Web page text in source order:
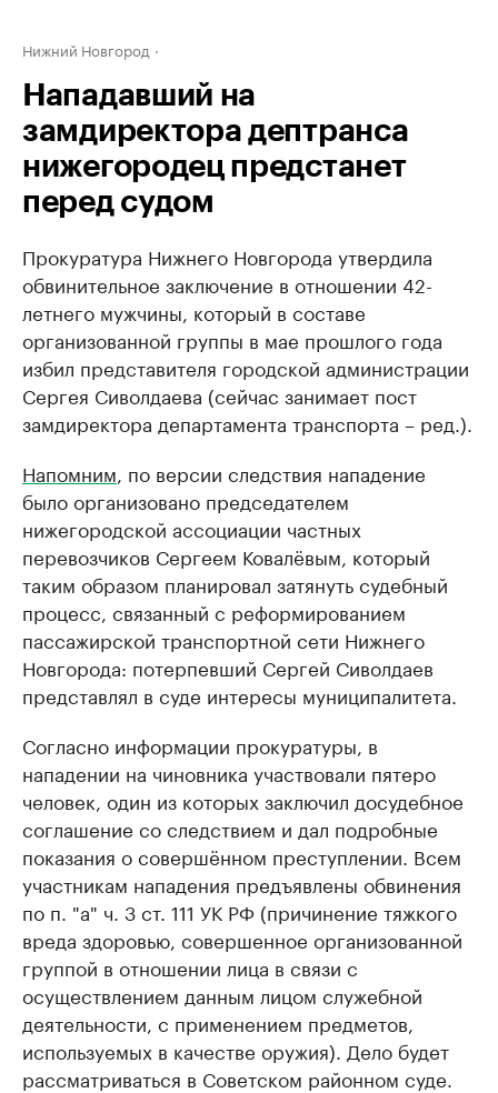
Нижний Новгород
Нападавший на
замдиректора дептранса
нижегородец предстанет
перед судом
Прокуратура Нижнего Новгорода утвердила
обвинительное заключение в отношении 42-
летнего мужчины, который в составе
организованной группы в мае прошлого года
избил представителя городской администрации
Сергея Сиволдаева (сейчас занимает пост
замдиректора департамента транспорта – ред.).
Напомним , по версии следствия нападение
было организовано председателем
нижегородской ассоциации частных
перевозчиков Сергеем Ковалёвым, который
таким образом планировал затянуть судебный
процесс, связанный с реформированием
пассажирской транспортной сети Нижнего
Новгорода: потерпевший Сергей Сиволдаев
представлял в суде интересы муниципалитета.
Согласно информации прокуратуры, в
нападении на чиновника участвовали пятеро
человек, один из которых заключил досудебное
соглашение со следствием и дал подробные
показания о совершённом преступлении. Всем
участникам нападения предъявлены обвинения
по п. "а" ч. 3 ст. 111 УК РФ (причинение тяжкого
вреда здоровью, совершенное организованной
группой в отношении лица в связи с
осуществлением данным лицом служебной
деятельности, с применением предметов,
используемых в качестве оружия). Дело будет
рассматриваться в Советском районном суде.